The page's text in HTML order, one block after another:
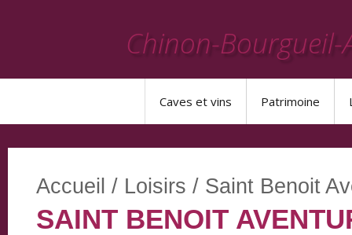
Chinon-Bourgueil-
Caves et vins Patrimoine
Accueil / Loisirs / Saint Benoit
SAINT BENOIT